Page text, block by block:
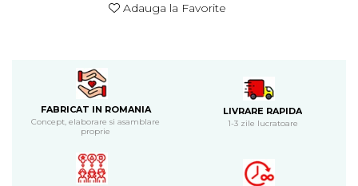
Cadouri pentru tata
Cadouri pentru cea mai buna
prietena
Cadouri pentru bunici
Adauga la Favorite
FABRICAT IN ROMANIA
Concept, elaborare si asamblare
proprie
LIVRARE RAPIDA
1-3 zile lucratoare